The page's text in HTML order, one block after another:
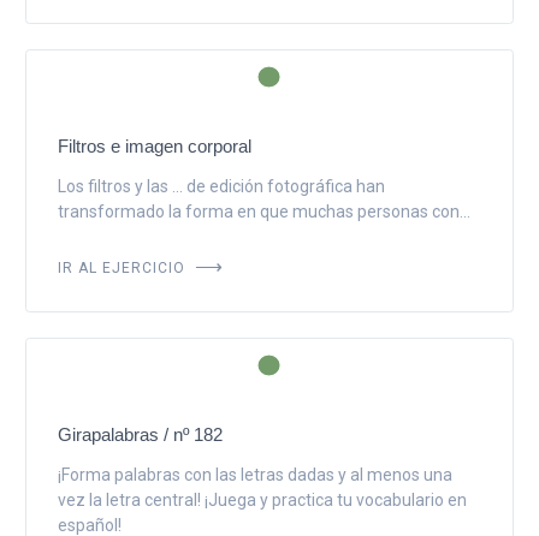
Filtros e imagen corporal
Los filtros y las ... de edición fotográfica han
transformado la forma en que muchas personas con...
IR AL EJERCICIO
Girapalabras / nº 182
¡Forma palabras con las letras dadas y al menos una
vez la letra central! ¡Juega y practica tu vocabulario en
español!